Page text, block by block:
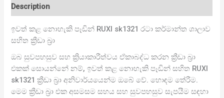
Description
ඉවත් කළ නොහැකි පෑඩින් RUXI sk1321 රටා කර්මාන්ත ශාලාව
සහිත ක්‍රීඩා බ්‍රා
ඔබ සුවපහසුව සහ ක්‍රියාකාරීත්වය ඒකාබද්ධ කරන ක්‍රීඩා බ්‍රා
එකක් සොයන්නේ නම්, ඉවත් කළ නොහැකි පෑඩින් සහිත RUXI
sk1321 ක්‍රීඩා බ්‍රා අනිවාර්යයෙන්ම ඔබේ වේ. හොඳම තේරීම.
මෙම ක්‍රීඩා බ්‍රා එක අසමසම සහය සහ සුවපහසුව සැපයීම සඳහා